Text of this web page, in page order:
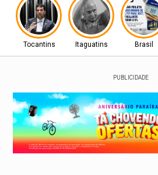
Tocantins Itaguatins Brasil
PUBLICIDADE